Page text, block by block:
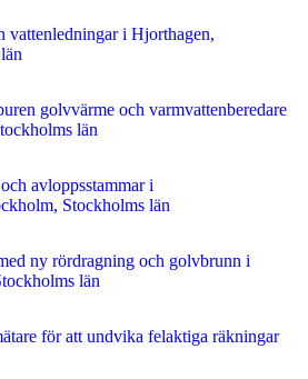
vattenledningar i Hjorthagen,
golvvärme och varmvattenberedare
län
avloppsstammar i
Stockholms län
ny rördragning och golvbrunn i
län
för att undvika felaktiga räkningar